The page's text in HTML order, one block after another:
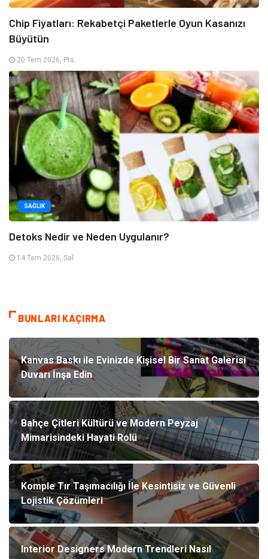
Chip Fiyatları: Rekabetçi Paketlerle Oyun Kasanızı
Büyütün
20 Tem 2026, Pts
SAĞLIK
Detoks Nedir ve Neden Uygulanır?
14 Tem 2026, Sal
BUNLARI KAÇIRMA
Kanvas Baskı ile Evinizde Kişisel Bir Sanat Galerisi
Duvarı İnşa Edin
Bahçe Çitleri Kültürü ve Modern Peyzaj
Mimarisindeki Hayati Rolü
Komple Tır Taşımacılığı İle Kesintisiz ve Güvenli
Lojistik Çözümleri
Interior Designers Modern Trendleri Nasıl